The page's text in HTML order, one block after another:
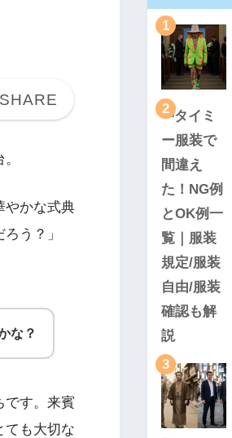
やかな式典
う？」
な？
です。来賓
ても大切な
1
2
3